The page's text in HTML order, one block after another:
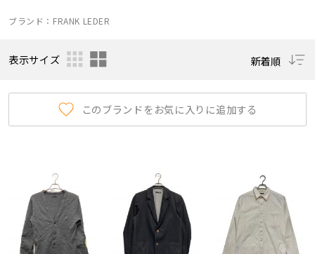
ブランド：FRANK LEDER
表示サイズ 新着順
このブランドをお気に入りに追加する